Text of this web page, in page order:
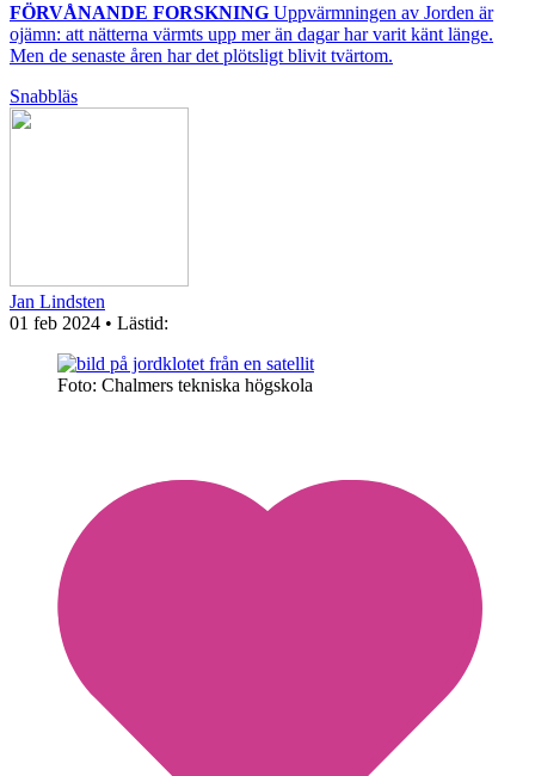
FÖRVÅNANDE FORSKNING Uppvärmningen av Jorden är
ojämn: att nätterna värmts upp mer än dagar har varit känt länge.
Men de senaste åren har det plötsligt blivit tvärtom.
Snabbläs
Jan Lindsten
01 feb 2024 • Lästid:
Foto: Chalmers tekniska högskola